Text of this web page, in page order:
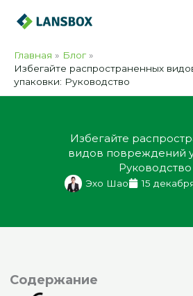
Главная
Блог
Избегайте распространенных
упаковки: Руководство
Избегайте
видов повреждений
Руководство
Эхо Шао 15